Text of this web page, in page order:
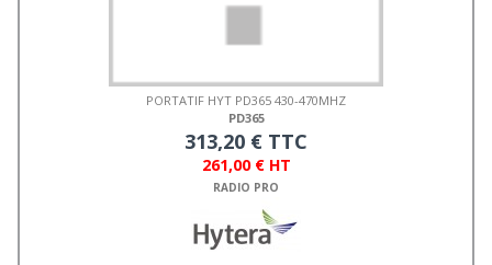
PORTATIF HYT PD365 430-470MHZ
PD365
313,20 € TTC
261,00 € HT
RADIO PRO